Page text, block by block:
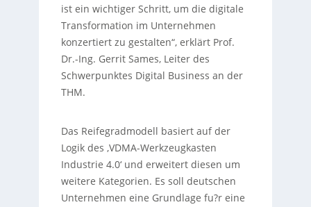
ist ein wichtiger Schritt, um die digitale
Transformation im Unternehmen
konzertiert zu gestalten“, erklärt Prof.
Dr.-Ing. Gerrit Sames, Leiter des
Schwerpunktes Digital Business an der
THM.
Das Reifegradmodell basiert auf der
Logik des ‚VDMA-Werkzeugkasten
Industrie 4.0‘ und erweitert diesen um
weitere Kategorien. Es soll deutschen
Unternehmen eine Grundlage fu?r eine